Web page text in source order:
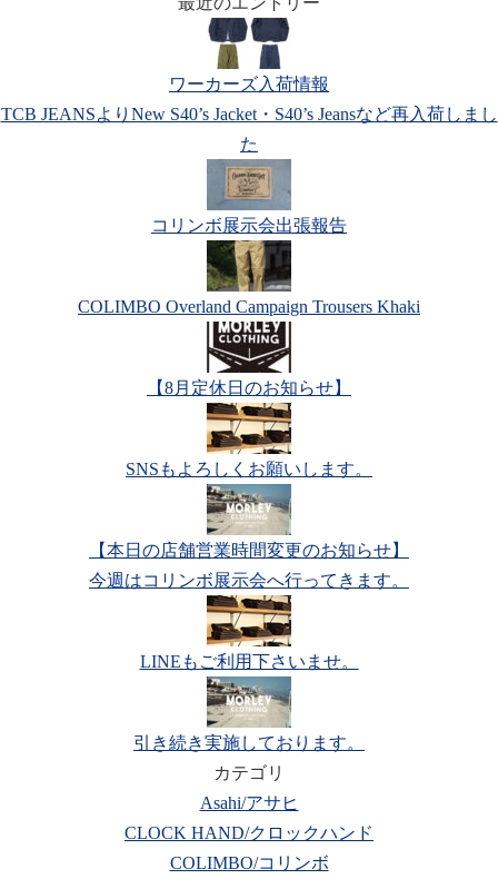
ワーカーズ入荷情報
TCB JEANSよりNew S40’s Jacket・S40’s Jeansなど再入荷しまし
た
コリンボ展示会出張報告
COLIMBO Overland Campaign Trousers Khaki
【8月定休日のお知らせ】
SNSもよろしくお願いします。
【本日の店舗営業時間変更のお知らせ】
今週はコリンボ展示会へ行ってきます。
LINEもご利用下さいませ。
引き続き実施しております。
カテゴリ
Asahi/アサヒ
CLOCK HAND/クロックハンド
COLIMBO/コリンボ